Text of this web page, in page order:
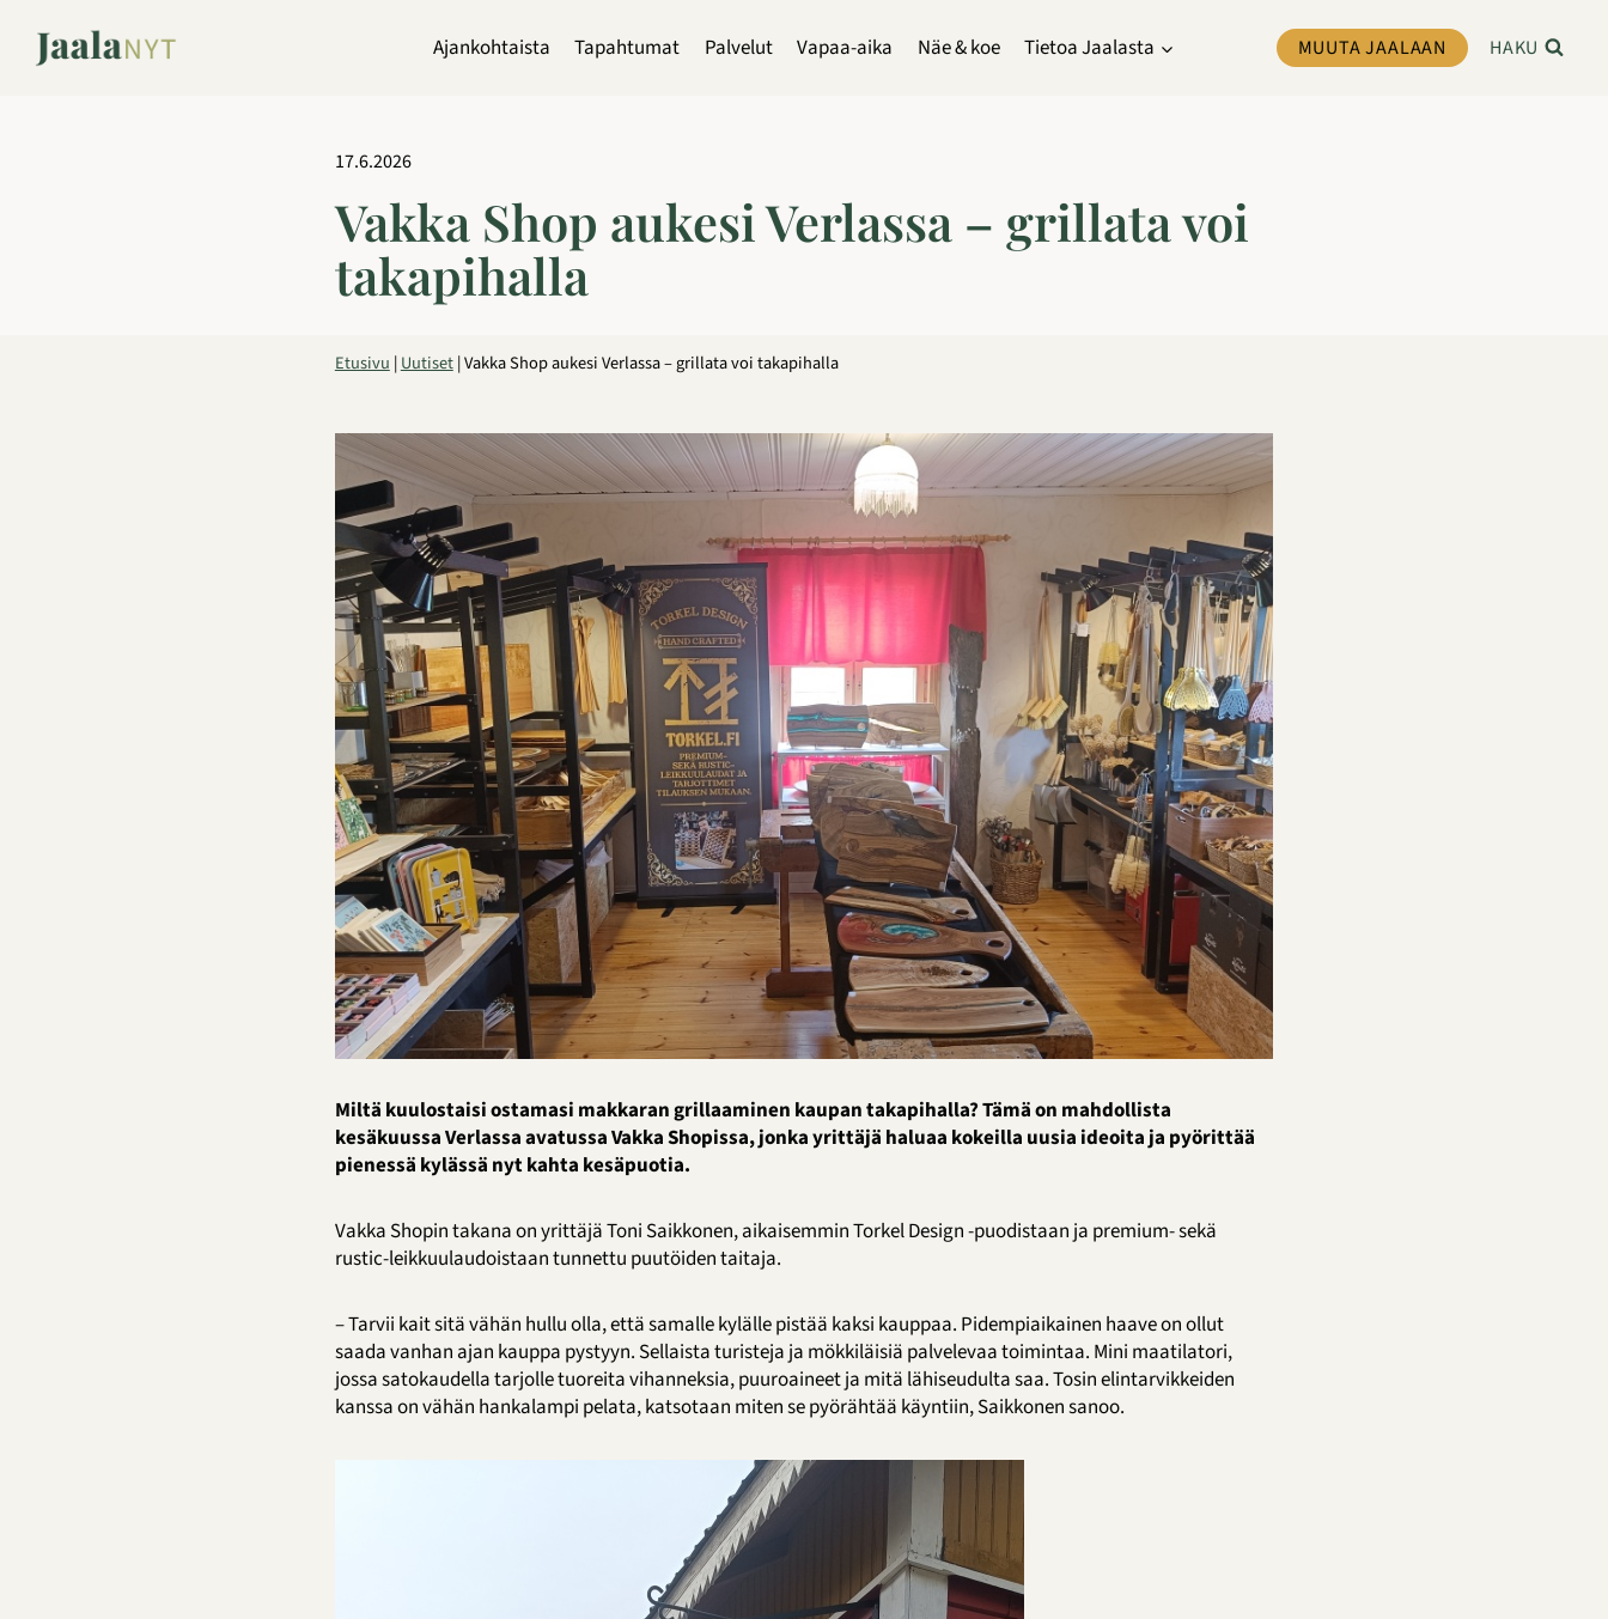
sisältöön
Ajankohtaista Tapahtumat Palvelut Vapaa-aika Näe & koe Tietoa Jaalasta MUUTA JAALAAN HAKU
17.6.2026
Vakka Shop aukesi Verlassa – grillata voi
takapihalla
Etusivu|Uutiset|Vakka Shop aukesi Verlassa – grillata voi takapihalla
Miltä kuulostaisi ostamasi makkaran grillaaminen kaupan takapihalla? Tämä on mahdollista
kesäkuussa Verlassa avatussa Vakka Shopissa, jonka yrittäjä haluaa kokeilla uusia ideoita ja pyörittää
pienessä kylässä nyt kahta kesäpuotia.
Vakka Shopin takana on yrittäjä Toni Saikkonen, aikaisemmin Torkel Design -puodistaan ja premium- sekä
rustic-leikkuulaudoistaan tunnettu puutöiden taitaja.
– Tarvii kait sitä vähän hullu olla, että samalle kylälle pistää kaksi kauppaa. Pidempiaikainen haave on ollut
saada vanhan ajan kauppa pystyyn. Sellaista turisteja ja mökkiläisiä palvelevaa toimintaa. Mini maatilatori,
jossa satokaudella tarjolle tuoreita vihanneksia, puuroaineet ja mitä lähiseudulta saa. Tosin elintarvikkeiden
kanssa on vähän hankalampi pelata, katsotaan miten se pyörähtää käyntiin, Saikkonen sanoo.